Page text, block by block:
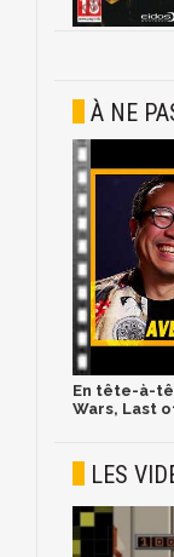
À NE
En tête-à-
Wars, Last
LES